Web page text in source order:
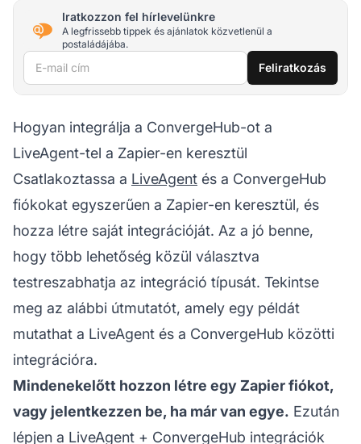
Iratkozzon fel hírlevelünkre
A legfrissebb tippek és ajánlatok közvetlenül a
postaládájába.
E-mail cím Feliratkozás
Hogyan integrálja a ConvergeHub-ot a
LiveAgent-tel a Zapier-en keresztül
Csatlakoztassa a LiveAgent és a ConvergeHub
fiókokat egyszerűen a Zapier-en keresztül, és
hozza létre saját integrációját. Az a jó benne,
hogy több lehetőség közül választva
testreszabhatja az integráció típusát. Tekintse
meg az alábbi útmutatót, amely egy példát
mutathat a LiveAgent és a ConvergeHub közötti
integrációra.
Mindenekelőtt hozzon létre egy Zapier fiókot,
vagy jelentkezzen be, ha már van egye. Ezután
lépjen a LiveAgent + ConvergeHub integrációk